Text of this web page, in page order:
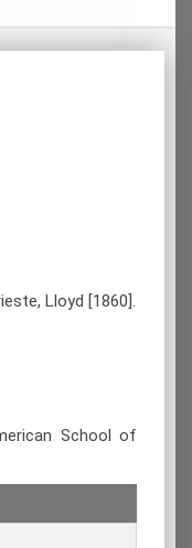
Lloyd [1860].
School of